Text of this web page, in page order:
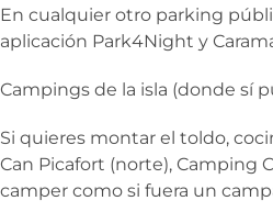
En cualquier otro parking
aplicación Park4Night y
Campings de la isla (donde sí
Si quieres montar el toldo,
Can Picafort (norte), Camping
camper como si fuera un